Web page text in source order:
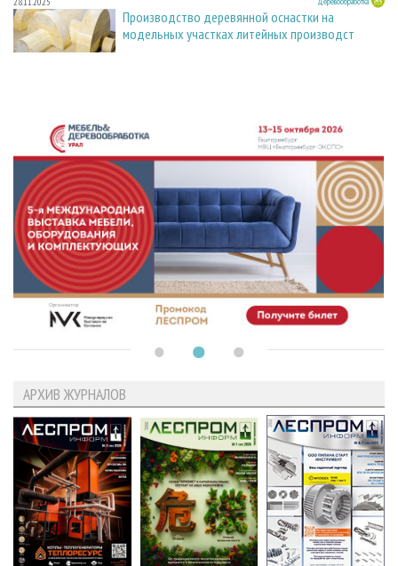
Производство деревянной оснастки на
модельных участках литейных производст
АРХИВ ЖУРНАЛОВ